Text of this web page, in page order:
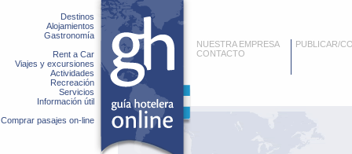
Destinos
Alojamientos
Gastronomía
Rent a Car
Viajes y excursiones
Actividades
Recreación
Servicios
Información útil
Comprar pasajes on-line
NUESTRA EMPRESA
CONTACTO
PUBLICAR/